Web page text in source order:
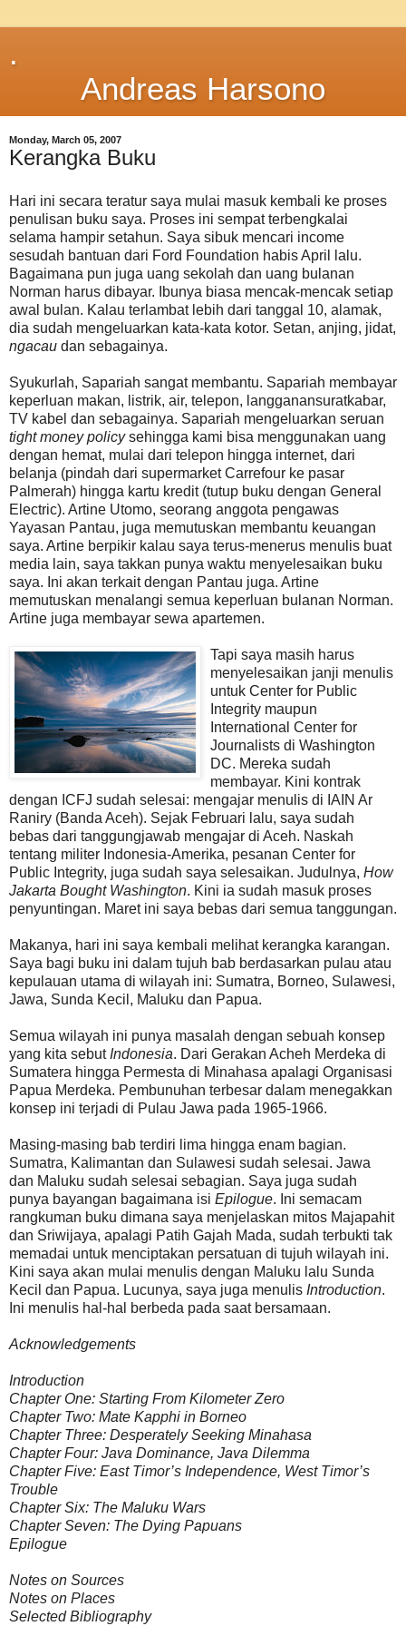
.
Andreas Harsono
Monday, March 05, 2007
Kerangka Buku
Hari ini secara teratur saya mulai masuk kembali ke proses
penulisan buku saya. Proses ini sempat terbengkalai
selama hampir setahun. Saya sibuk mencari income
sesudah bantuan dari Ford Foundation habis April lalu.
Bagaimana pun juga uang sekolah dan uang bulanan
Norman harus dibayar. Ibunya biasa mencak-mencak setiap
awal bulan. Kalau terlambat lebih dari tanggal 10, alamak,
dia sudah mengeluarkan kata-kata kotor. Setan, anjing, jidat,
ngacau dan sebagainya.
Syukurlah, Sapariah sangat membantu. Sapariah membayar
keperluan makan, listrik, air, telepon, langganansuratkabar,
TV kabel dan sebagainya. Sapariah mengeluarkan seruan
tight money policysehingga kami bisa menggunakan uang
dengan hemat, mulai dari telepon hingga internet, dari
belanja (pindah dari supermarket Carrefour ke pasar
Palmerah) hingga kartu kredit (tutup buku dengan General
Electric). Artine Utomo, seorang anggota pengawas
Yayasan Pantau, juga memutuskan membantu keuangan
saya. Artine berpikir kalau saya terus-menerus menulis buat
media lain, saya takkan punya waktu menyelesaikan buku
saya. Ini akan terkait dengan Pantau juga. Artine
memutuskan menalangi semua keperluan bulanan Norman.
Artine juga membayar sewa apartemen.
Tapi saya masih harus
menyelesaikan janji menulis
untuk Center for Public
Integrity maupun
International Center for
Journalists di Washington
DC. Mereka sudah
membayar. Kini kontrak
dengan ICFJ sudah selesai: mengajar menulis di IAIN Ar
Raniry (Banda Aceh). Sejak Februari lalu, saya sudah
bebas dari tanggungjawab mengajar di Aceh. Naskah
tentang militer Indonesia-Amerika, pesanan Center for
Public Integrity, juga sudah saya selesaikan. Judulnya, How
Jakarta Bought Washington. Kini ia sudah masuk proses
penyuntingan. Maret ini saya bebas dari semua tanggungan.
Makanya, hari ini saya kembali melihat kerangka karangan.
Saya bagi buku ini dalam tujuh bab berdasarkan pulau atau
kepulauan utama di wilayah ini: Sumatra, Borneo, Sulawesi,
Jawa, Sunda Kecil, Maluku dan Papua.
Semua wilayah ini punya masalah dengan sebuah konsep
yang kita sebut Indonesia. Dari Gerakan Acheh Merdeka di
Sumatera hingga Permesta di Minahasa apalagi Organisasi
Papua Merdeka. Pembunuhan terbesar dalam menegakkan
konsep ini terjadi di Pulau Jawa pada 1965-1966.
Masing-masing bab terdiri lima hingga enam bagian.
Sumatra, Kalimantan dan Sulawesi sudah selesai. Jawa
dan Maluku sudah selesai sebagian. Saya juga sudah
punya bayangan bagaimana isi Epilogue. Ini semacam
rangkuman buku dimana saya menjelaskan mitos Majapahit
dan Sriwijaya, apalagi Patih Gajah Mada, sudah terbukti tak
memadai untuk menciptakan persatuan di tujuh wilayah ini.
Kini saya akan mulai menulis dengan Maluku lalu Sunda
Kecil dan Papua. Lucunya, saya juga menulis Introduction.
Ini menulis hal-hal berbeda pada saat bersamaan.
Acknowledgements
Introduction
Chapter One: Starting From Kilometer Zero
Chapter Two: Mate Kapphi in Borneo
Chapter Three: Desperately Seeking Minahasa
Chapter Four: Java Dominance, Java Dilemma
Chapter Five: East Timor’s Independence, West Timor’s
Trouble
Chapter Six: The Maluku Wars
Chapter Seven: The Dying Papuans
Epilogue
Notes on Sources
Notes on Places
Selected Bibliography